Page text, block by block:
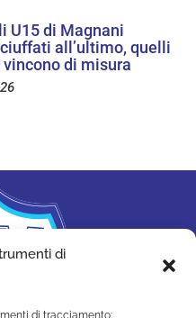
di
di tracciamento:
U15 di Magnani
all’ultimo, quelli
di misura